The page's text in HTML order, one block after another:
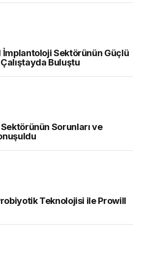
İmplantoloji Sektörünün Güçlü
Buluştu
Sektörünün Sorunları ve
Teknolojisi ile Prowill